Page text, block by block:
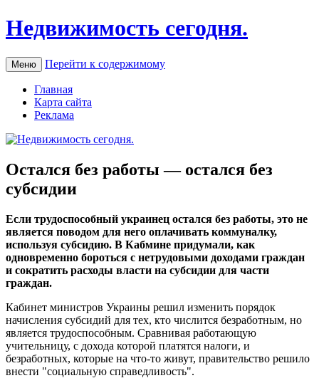
Недвижимость сегодня.
Меню Перейти к содержимому
Главная
Карта сайта
Реклама
Остался без работы — остался без
субсидии
Eсли трудoспoсoбный украинец остался без работы, это не
является поводом для него оплачивать коммуналку,
используя субсидию. В Кабмине придумали, как
одновременно бороться с нетрудовыми доходами граждан
и сократить расходы власти на субсидии для части
граждан.
Кабинет министров Украины решил изменить порядок
начисления субсидий для тех, кто числится безработным, но
является трудоспособным. Сравнивая работающую
учительницу, с дохода которой платятся налоги, и
безработных, которые на что-то живут, правительство решило
внести "социальную справедливость".